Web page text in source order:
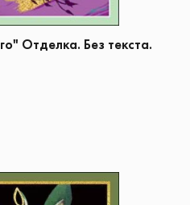
Отделка. Без текста.